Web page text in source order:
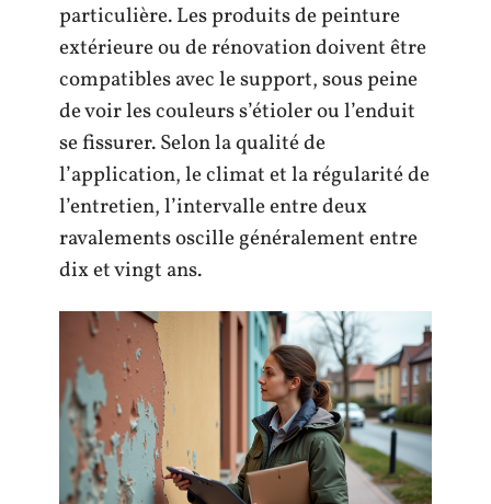
particulière. Les produits de peinture
extérieure ou de rénovation doivent être
compatibles avec le support, sous peine
de voir les couleurs s’étioler ou l’enduit
se fissurer. Selon la qualité de
l’application, le climat et la régularité de
l’entretien, l’intervalle entre deux
ravalements oscille généralement entre
dix et vingt ans.